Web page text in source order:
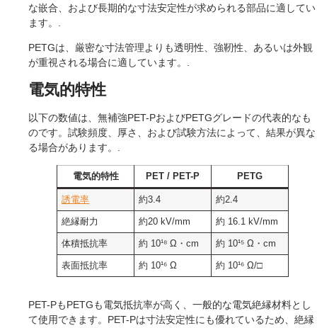
な嵌合、および長期的な寸法安定性が求められる部品に適してい
ます。.
PETGは、厳密な寸法管理よりも透明性、強靭性、あるいは外観
が重視される場合に適しています。.
電気的特性
以下の数値は、無補強PET-PおよびPETGグレードの代表的なも
のです。試験頻度、厚さ、および試験方法によって、結果が異な
る場合があります。.
電気的特性 PET / PET-P PETG
誘電率 約3.4 約2.4
絶縁耐力 約20 kV/mm 約 16.1 kV/mm
体積抵抗率 約 10¹⁸ Ω・cm 約 10¹⁵ Ω・cm
表面抵抗率 約 10¹⁶ Ω 約 10¹⁶ Ω/□
PET-PもPETGも電気抵抗率が高く、一般的な電気絶縁材料とし
て使用できます。PET-Pは寸法安定性にも優れているため、絶縁